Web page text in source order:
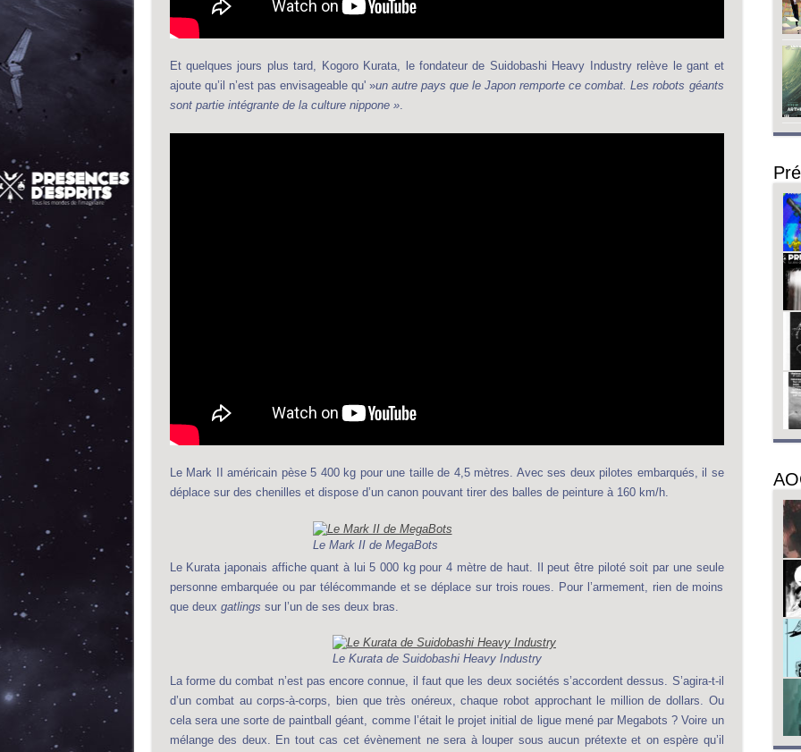
Et quelques jours plus tard, Kogoro Kurata, le fondateur de Suidobashi Heavy Industry relève le gant et
ajoute qu’il n’est pas envisageable qu' »un autre pays que le Japon remporte ce combat. Les robots géants
sont partie intégrante de la culture nippone ».
Le Mark II américain pèse 5 400 kg pour une taille de 4,5 mètres. Avec ses deux pilotes embarqués, il se
déplace sur des chenilles et dispose d’un canon pouvant tirer des balles de peinture à 160 km/h.
Le Mark II de MegaBots
Le Kurata japonais affiche quant à lui 5 000 kg pour 4 mètre de haut. Il peut être piloté soit par une seule
personne embarquée ou par télécommande et se déplace sur trois roues. Pour l’armement, rien de moins
que deux gatlings sur l’un de ses deux bras.
Le Kurata de Suidobashi Heavy Industry
La forme du combat n’est pas encore connue, il faut que les deux sociétés s’accordent dessus. S’agira-t-il
d’un combat au corps-à-corps, bien que très onéreux, chaque robot approchant le million de dollars. Ou
cela sera une sorte de paintball géant, comme l’était le projet initial de ligue mené par Megabots ? Voire un
mélange des deux. En tout cas cet évènement ne sera à louper sous aucun prétexte et on espère qu’il